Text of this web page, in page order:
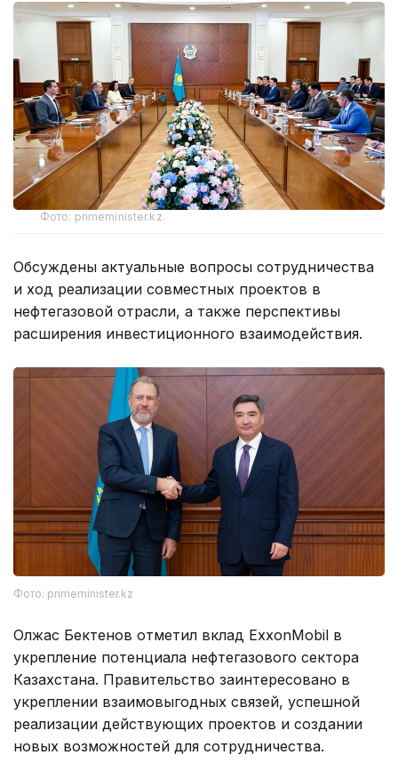
Фото: primeminister.kz.
Обсуждены актуальные вопросы сотрудничества
и ход реализации совместных проектов в
нефтегазовой отрасли, а также перспективы
расширения инвестиционного взаимодействия.
Фото: primeminister.kz
Олжас Бектенов отметил вклад ExxonMobil в
укрепление потенциала нефтегазового сектора
Казахстана. Правительство заинтересовано в
укреплении взаимовыгодных связей, успешной
реализации действующих проектов и создании
новых возможностей для сотрудничества.